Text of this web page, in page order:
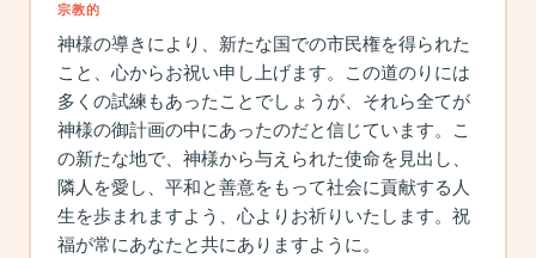
宗教的
神様の導きにより、新たな国での市民権を得られた
こと、心からお祝い申し上げます。この道のりには
多くの試練もあったことでしょうが、それら全てが
神様の御計画の中にあったのだと信じています。こ
の新たな地で、神様から与えられた使命を見出し、
隣人を愛し、平和と善意をもって社会に貢献する人
生を歩まれますよう、心よりお祈りいたします。祝
福が常にあなたと共にありますように。